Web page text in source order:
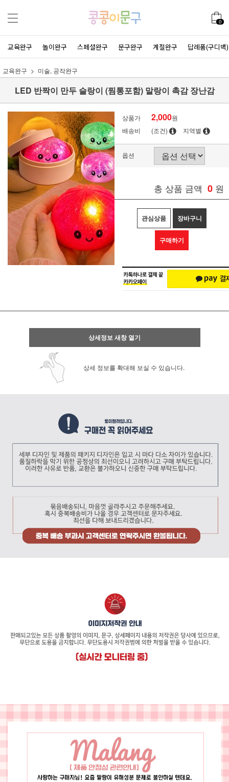
0
교육완구 놀이완구 스페셜완구 문구완구 계절완구 답례품(구디백)
교육완구 미술, 공작완구
LED 반짝이 만두 슬랑이 (찜통포함) 말랑이 촉감 장난감
상품가 2,000원
배송비
(조건) 지역별
옵션
총 상품 금액 0 원
관심상품 장바구니
구매하기
상세정보 새창 열기
상세 정보를 확대해 보실 수 있습니다.